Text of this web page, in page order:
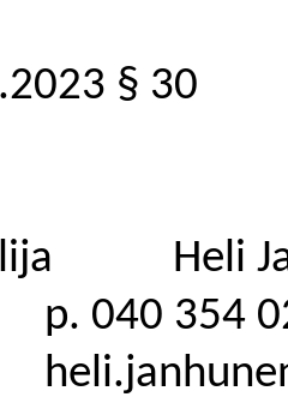
§ 30
Heli
p. 040 354